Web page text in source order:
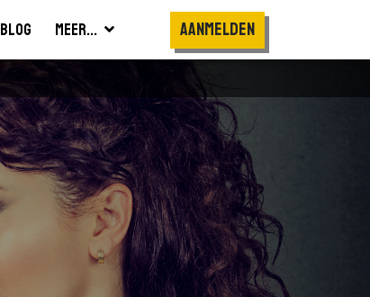
Blog Meer... Aanmelden